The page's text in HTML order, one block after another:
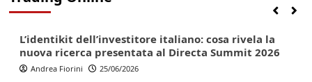
L’identikit dell’investitore italiano: cosa rivela la
nuova ricerca presentata al Directa Summit 2026
Andrea Fiorini 25/06/2026